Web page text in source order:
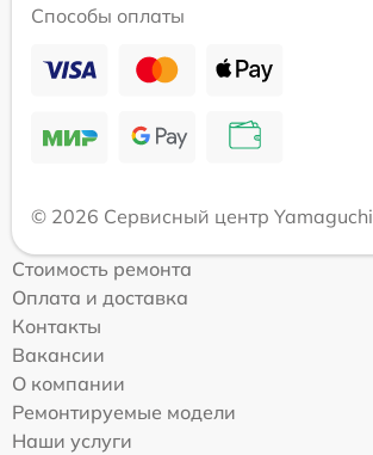
Способы оплаты
© 2026 Сервисный центр Yamaguchi
Стоимость ремонта
Оплата и доставка
Контакты
Вакансии
О компании
Ремонтируемые модели
Наши услуги